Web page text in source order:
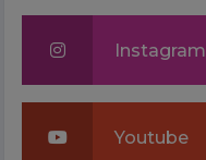
Instagram
Youtube